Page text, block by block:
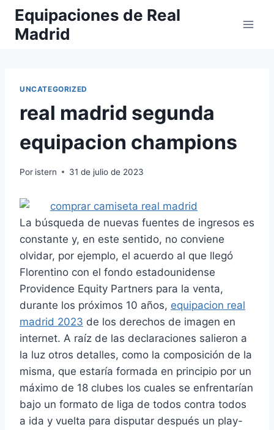
Saltar
contenido
Equipaciones de Real
Madrid
UNCATEGORIZED
real madrid segunda
equipacion champions
Por istern 31 de julio de 2023
La búsqueda de nuevas fuentes de ingresos es
constante y, en este sentido, no conviene
olvidar, por ejemplo, el acuerdo al que llegó
Florentino con el fondo estadounidense
Providence Equity Partners para la venta,
durante los próximos 10 años, equipacion real
madrid 2023 de los derechos de imagen en
internet. A raíz de las declaraciones salieron a
la luz otros detalles, como la composición de la
misma, que estaría formada en principio por un
máximo de 18 clubes los cuales se enfrentarían
bajo un formato de liga de todos contra todos
a ida y vuelta para disputar después un play-